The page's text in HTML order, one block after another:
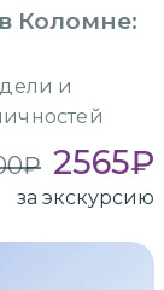
Коломне:
и
₽ 2565₽
за экскурсию